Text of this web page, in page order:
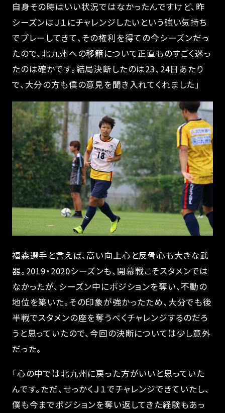
自身その時はいい状況ではなかったんですけど、昨
シーズンはＪ１にチャレンジしたいという強い気持ち
でプレーしてきて、その権利を得ての今シーズンだっ
たので、北九州への移籍について正直ものすごく迷っ
たのは確かです。結局決断したのは23、24日あたり
で、大分の方も僕の意見を聞き入れてくれました」
福森選手と言えば、高い向上心と反骨心も大きな武
器。2019・2020シーズンも、開幕戦こそスタメンでは
なかったが、シーズン中にポジションを奪い、不動の
地位を築いた。その印象が強かったため、大分でも後
半戦でスタメンの座を奪うべくチャレンジするのだろ
うと思っていたので、今回の決断については少し意外
だった。
「心の中では北九州に戻った方がいいと思っていた
んです。ただ、せっかくＪ１でチャレンジできていたし、
僕も今までポジションを奪い返してきた経験もあっ